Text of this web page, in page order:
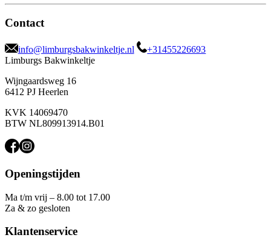
Contact
info@limburgsbakwinkeltje.nl
+31455226693
Limburgs Bakwinkeltje
Wijngaardsweg 16
6412 PJ Heerlen
KVK 14069470
BTW NL809913914.B01
Openingstijden
Ma t/m vrij – 8.00 tot 17.00
Za & zo gesloten
Klantenservice